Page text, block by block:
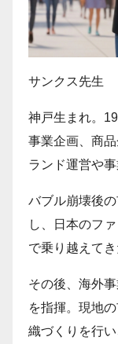
サンクス先生
神戸生まれ。
事業企画、商
ランド運営や
バブル崩壊後
し、日本のフ
で乗り越えてき
その後、海外
を指揮。現地
織づくりを行